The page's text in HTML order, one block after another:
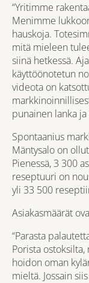
“Yritimme
Menimme
hauskoja.
mitä mieleen
siinä hetkessä.
käyttöönotetun
videota on
punainen lanka
Spontaanius
Mäntysalo on
Pienessä, 3 300
reseptuuri on
yli 33 500
Asiakasmäärät
“Parasta
Porista
hoidon oman
mieltä. Jossain